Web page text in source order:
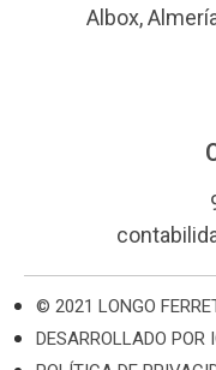
Albox,
© 2021 LONGO
DESARROLLADO POR